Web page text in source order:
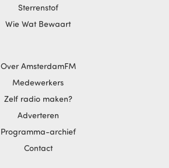
Sterrenstof
Wie Wat Bewaart
Over AmsterdamFM
Medewerkers
Zelf radio maken?
Adverteren
Programma-archief
Contact